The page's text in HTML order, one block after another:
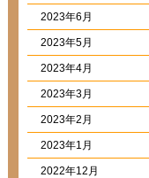
2023年6月
2023年5月
2023年4月
2023年3月
2023年2月
2023年1月
2022年12月